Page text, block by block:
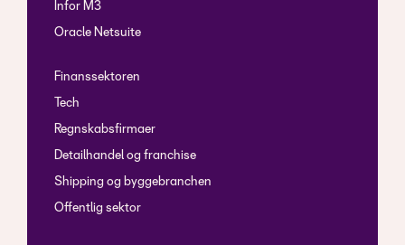
Infor M3
Oracle Netsuite
Finanssektoren
Tech
Regnskabsfirmaer
Detailhandel og franchise
Shipping og byggebranchen
Offentlig sektor